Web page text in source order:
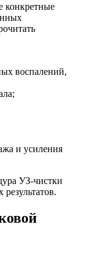
конкретные
воспалений,
и усиления
УЗ-чистки